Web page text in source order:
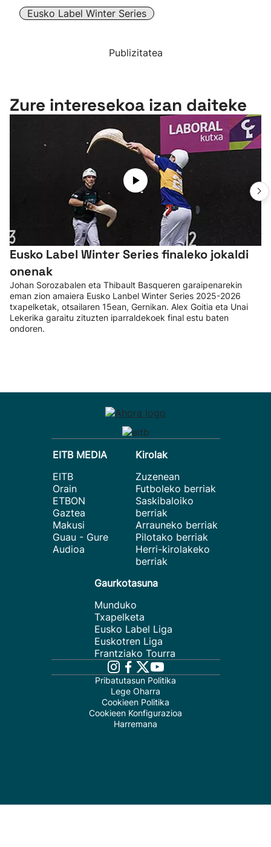
Eusko Label Winter Series
Publizitatea
Zure interesekoa izan daiteke
Eusko Label Winter Series finaleko jokaldi
onenak
Johan Sorozabalen eta Thibault Basqueren garaipenarekin
eman zion amaiera Eusko Lanbel Winter Series 2025-2026
txapelketak, otsailaren 15ean, Gernikan. Alex Goitia eta Unai
Lekerika garaitu zituzten iparraldekoek final estu baten
ondoren.
EITB MEDIA
EITB
Orain
ETBON
Gaztea
Makusi
Guau - Gure
Audioa
Kirolak
Zuzenean
Futboleko berriak
Saskibaloiko
berriak
Arrauneko berriak
Pilotako berriak
Herri-kirolakeko
berriak
Gaurkotasuna
Munduko
Txapelketa
Eusko Label Liga
Euskotren Liga
Frantziako Tourra
Pribatutasun Politika
Lege Oharra
Cookieen Politika
Cookieen Konfigurazioa
Harremana